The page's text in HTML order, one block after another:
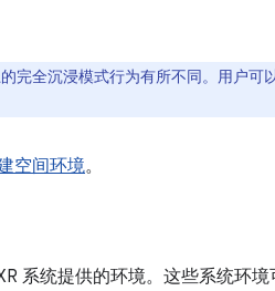
完全沉浸模式行为有所不同。用户
空间环境。
系统提供的环境。这些系统环